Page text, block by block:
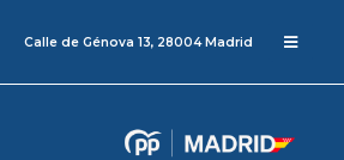
Calle de Génova 13, 28004 Madrid